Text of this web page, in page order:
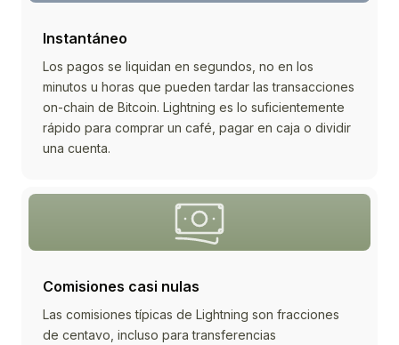
Instantáneo
Los pagos se liquidan en segundos, no en los
minutos u horas que pueden tardar las transacciones
on-chain de Bitcoin. Lightning es lo suficientemente
rápido para comprar un café, pagar en caja o dividir
una cuenta.
Comisiones casi nulas
Las comisiones típicas de Lightning son fracciones
de centavo, incluso para transferencias